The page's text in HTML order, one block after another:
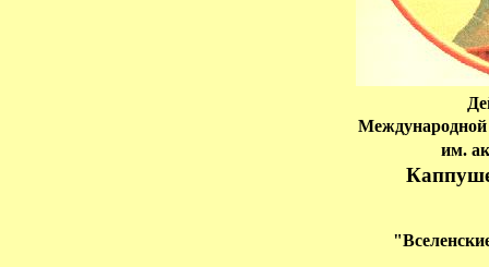
им.